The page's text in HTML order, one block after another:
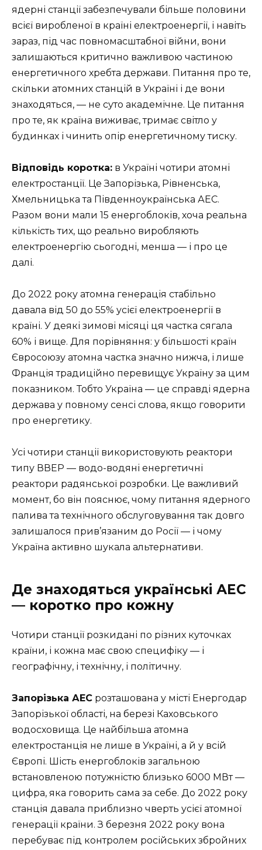
ядерні станції забезпечували більше половини
всієї виробленої в країні електроенергії, і навіть
зараз, під час повномасштабної війни, вони
залишаються критично важливою частиною
енергетичного хребта держави. Питання про те,
скільки атомних станцій в Україні і де вони
знаходяться, — не суто академічне. Це питання
про те, як країна виживає, тримає світло у
будинках і чинить опір енергетичному тиску.
Відповідь коротка: в Україні чотири атомні
електростанції. Це Запорізька, Рівненська,
Хмельницька та Південноукраїнська АЕС.
Разом вони мали 15 енергоблоків, хоча реальна
кількість тих, що реально виробляють
електроенергію сьогодні, менша — і про це
далі.
До 2022 року атомна генерація стабільно
давала від 50 до 55% усієї електроенергії в
країні. У деякі зимові місяці ця частка сягала
60% і вище. Для порівняння: у більшості країн
Євросоюзу атомна частка значно нижча, і лише
Франція традиційно перевищує Україну за цим
показником. Тобто Україна — це справді ядерна
держава у повному сенсі слова, якщо говорити
про енергетику.
Усі чотири станції використовують реактори
типу ВВЕР — водо-водяні енергетичні
реактори радянської розробки. Це важливий
момент, бо він пояснює, чому питання ядерного
палива та технічного обслуговування так довго
залишалося прив’язаним до Росії — і чому
Україна активно шукала альтернативи.
Де знаходяться українські АЕС
— коротко про кожну
Чотири станції розкидані по різних куточках
країни, і кожна має свою специфіку — і
географічну, і технічну, і політичну.
Запорізька АЕС розташована у місті Енергодар
Запорізької області, на березі Каховського
водосховища. Це найбільша атомна
електростанція не лише в Україні, а й у всій
Європі. Шість енергоблоків загальною
встановленою потужністю близько 6000 МВт —
цифра, яка говорить сама за себе. До 2022 року
станція давала приблизно чверть усієї атомної
генерації країни. З березня 2022 року вона
перебуває під контролем російських збройних